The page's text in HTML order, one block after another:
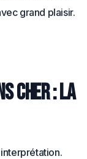
grand plaisir.
cher : la